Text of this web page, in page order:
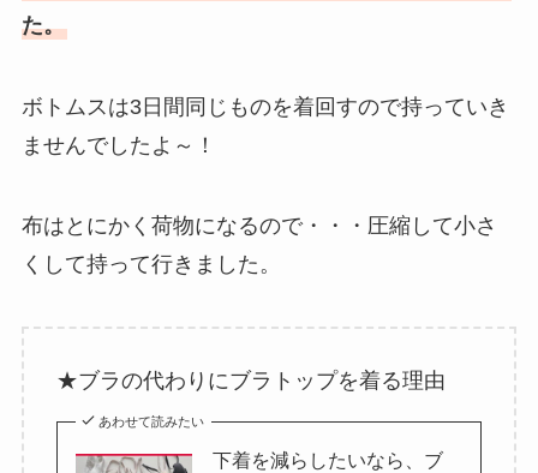
た。
ボトムスは3日間同じものを着回すので持っていき
ませんでしたよ～！
布はとにかく荷物になるので・・・圧縮して小さ
くして持って行きました。
★ブラの代わりにブラトップを着る理由
あわせて読みたい
下着を減らしたいなら、ブ